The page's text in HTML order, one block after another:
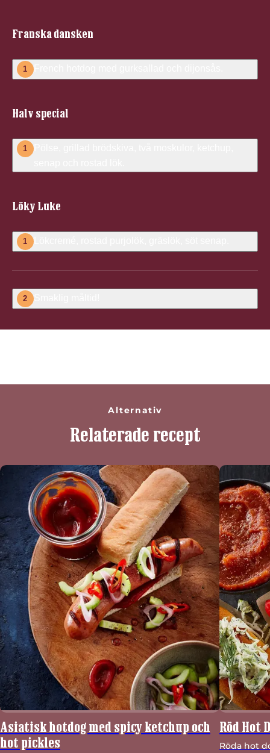
Franska dansken
1 French hotdog med gurksallad och dijonsås.
Halv special
1
Pölse, grillad brödskiva, två moskulor, ketchup,
Löky Luke
1 Lökcremé, rostad purjolök, gräslök, söt senap.
2 Smaklig måltid!
Alternativ
Relaterade recept
Asiatisk hotdog med spicy ketchup och
hot pickles
Röd Hot
Röda hot